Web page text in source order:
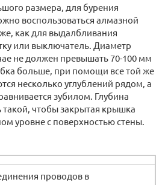
размера, для бурения
воспользоваться алмазной
как для выдалбливания
или выключатель. Диаметр
не должен превышать 70-100 мм
больше, при помощи все той же
несколько углублений рядом, а
зубилом. Глубина
чтобы закрытая крышка
уровне с поверхностью стены.
проводов в